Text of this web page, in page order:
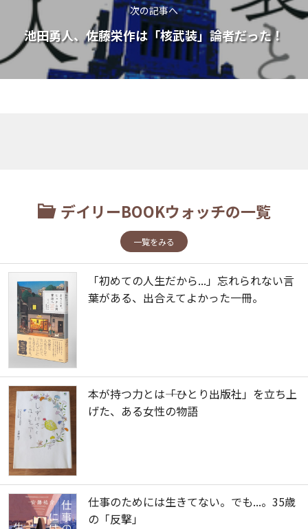
次の記事へ
池田勇人、佐藤栄作は「核武装」論者だった！
デイリーBOOKウォッチの一覧
一覧をみる
「初めての人生だから...」忘れられない言
葉がある、出合えてよかった一冊。
本が持つ力とは――「ひとり出版社」を立ち上
げた、ある女性の物語
仕事のためには生きてない。でも...。35歳
の「反撃」